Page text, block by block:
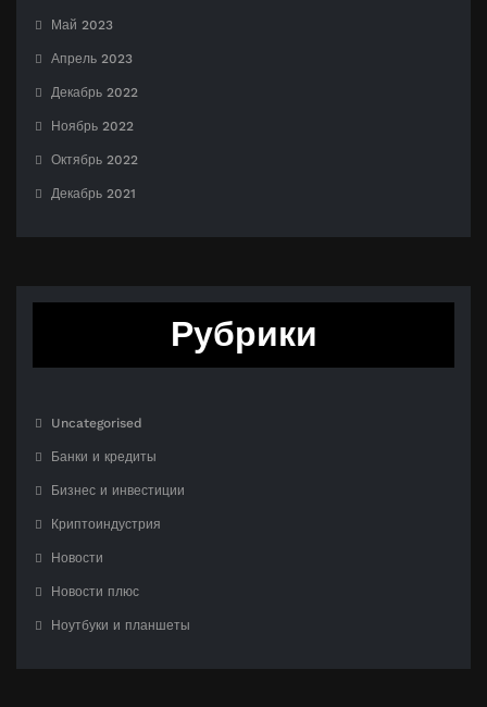
Май 2023
Апрель 2023
Декабрь 2022
Ноябрь 2022
Октябрь 2022
Декабрь 2021
Рубрики
Uncategorised
Банки и кредиты
Бизнес и инвестиции
Криптоиндустрия
Новости
Новости плюс
Ноутбуки и планшеты